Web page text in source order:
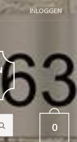
INLOGGEN
0